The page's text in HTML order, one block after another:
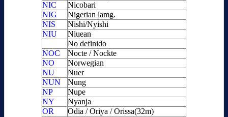
NIC
Nicobari
NIG
Nigerian lamg.
NIS
Nishi/Nyishi
NIU
Niuean
No definido
NOC
Nocte / Nockte
NO
Norwegian
NU
Nuer
NUN
Nung
NP
Nupe
NY
Nyanja
OR
Odia / Oriya / Orissa(32m)